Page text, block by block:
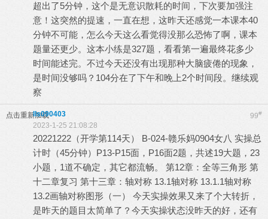
超出了5分钟，这个是无意识散耗的时间，下次要加强注
意！这突然的提速，一直在想，这昨天还感觉一本课本40
分钟不可能，怎么今天这么看觉得没那么恐怖了啊，课本
题量还更少。这本小练是327题，看看第一遍最终花多少
时间能述完。不过今天还没有出现那种大脑疲倦的现象，
是时间没够吗？104分在了下午和晚上2个时间段。继续观
察
点击重新加载 99#
lls090403
2023-1-25 21:08:28
20221222（开学第114天） B-024-赣乐妈0904女八 实操总
计时（45分钟）P13-P15面，P16面2题，共述19大题，23
小题，1道不确定，其它都流畅。 第12章：全等三角形 第
十二章复习 第十三章：轴对称 13.1轴对称 13.1.1轴对称
13.2画轴对称图形（一） 今天实操效果又来了个大转折，
是昨天的题目太简单了？今天实操状态没昨天的好，还有